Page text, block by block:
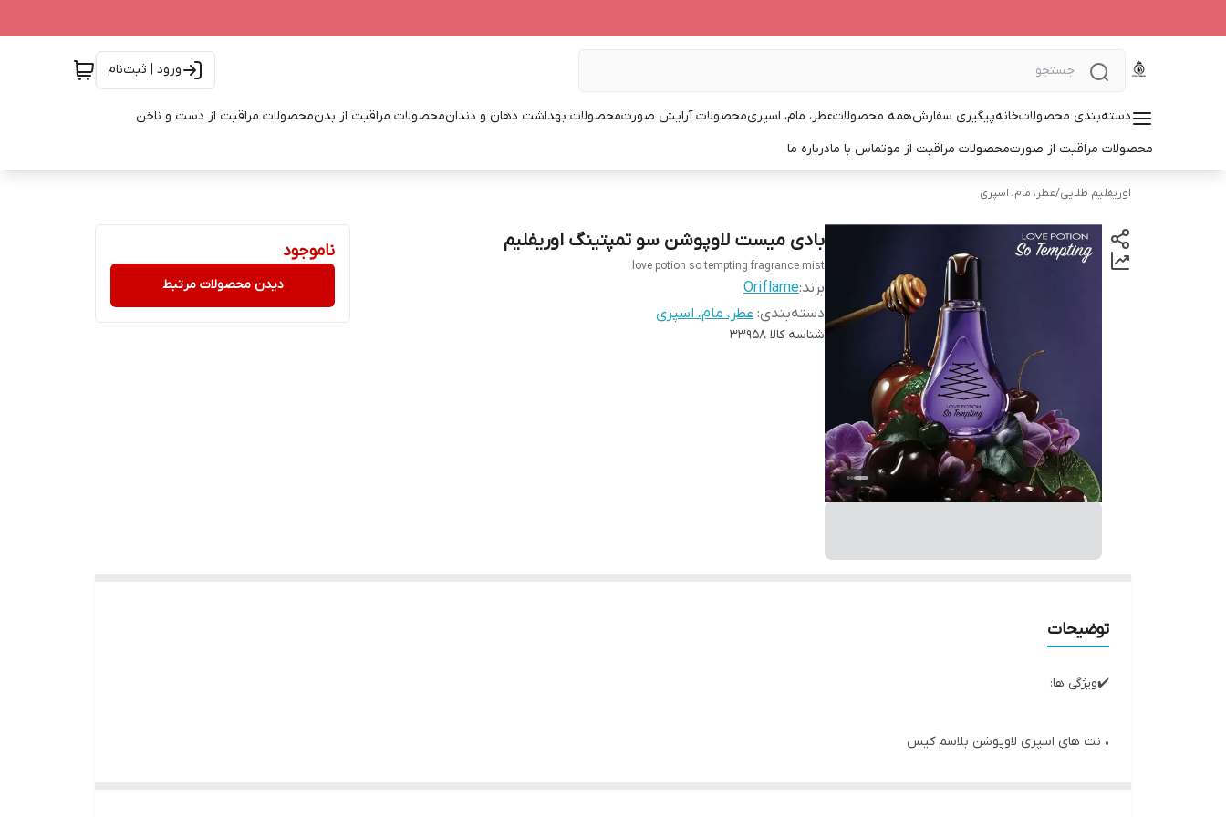
ورود | ثبت‌نام
دسته‌بندی محصولاتخانهپیگیری سفارشهمه محصولاتعطر، مام، اسپریمحصولات آرایش صورتمحصولات بهداشت دهان و دندانمحصولات مراقبت از بدنمحصولات مراقبت از دست و ناخن
محصولات مراقبت از صورتمحصولات مراقبت از موتماس با مادرباره ما
اوریفلیم طلایی/عطر، مام، اسپری
بادی میست لاوپوشن سو تمپتینگ اوریفلیم
love potion so tempting fragrance mist
برند:Oriflame
دسته‌بندی: عطر، مام، اسپری
شناسه کالا 33958
ناموجود
دیدن محصولات مرتبط
توضیحات
✔️ویژگی ها:
• نت های اسپری لاوپوشن بلاسم کیس